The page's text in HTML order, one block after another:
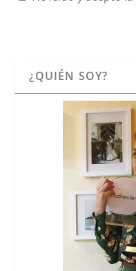
¿QUIÉN SOY?